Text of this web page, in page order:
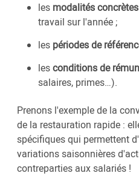
les modalités concrètes
travail sur l'année ;
les périodes de
lesconditions de
salaires, primes…).
Prenons l'exemple de la
de la restauration rapide :
spécifiques qui permettent
variations saisonnières
contreparties aux salariés !